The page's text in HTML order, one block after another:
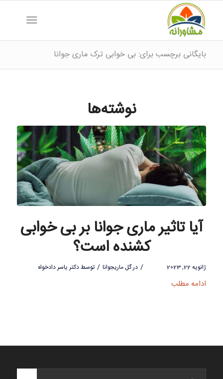
بایگانی برچسب برای: بی خوابی ترک ماری جوانا
نوشته‌ها
آیا تاثیر ماری جوانا بر بی خوابی
کشنده است؟
ژانویه 22, 2023 / درگل ماریجوانا / توسطدکتر یاسر دادخواه
ادامه مطلب